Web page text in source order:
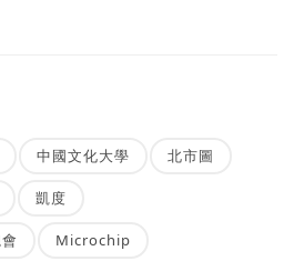
中國文化大學 北市圖
凱度
Microchip